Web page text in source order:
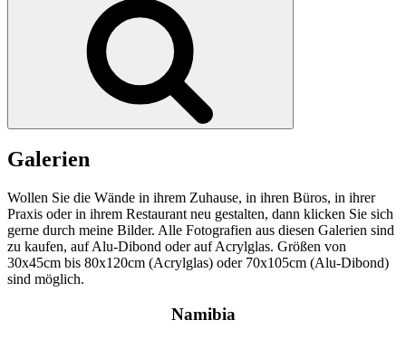
Galerien
Wollen Sie die Wände in ihrem Zuhause, in ihren Büros, in ihrer
Praxis oder in ihrem Restaurant neu gestalten, dann klicken Sie sich
gerne durch meine Bilder. Alle Fotografien aus diesen Galerien sind
zu kaufen, auf Alu-Dibond oder auf Acrylglas. Größen von
30x45cm bis 80x120cm (Acrylglas) oder 70x105cm (Alu-Dibond)
sind möglich.
Namibia